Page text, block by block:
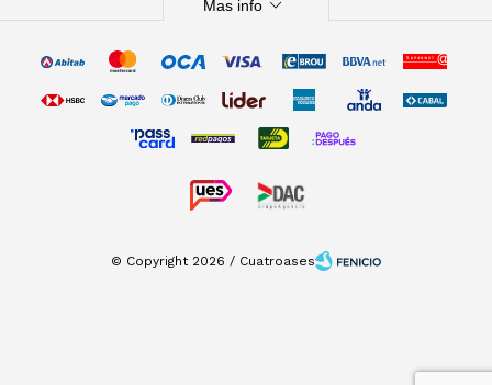
Mas info
© Copyright 2026 / Cuatroases